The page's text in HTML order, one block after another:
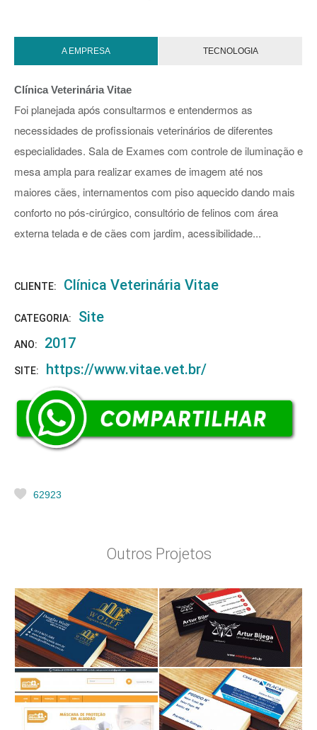
A EMPRESA TECNOLOGIA
Clínica Veterinária Vitae
Foi planejada após consultarmos e entendermos as
necessidades de profissionais veterinários de diferentes
especialidades. Sala de Exames com controle de iluminação e
mesa ampla para realizar exames de imagem até nos
maiores cães, internamentos com piso aquecido dando mais
conforto no pós-cirúrgico, consultório de felinos com área
externa telada e de cães com jardim, acessibilidade...
CLIENTE: Clínica Veterinária Vitae
CATEGORIA: Site
ANO: 2017
SITE: https://www.vitae.vet.br/
62923
Outros Projetos